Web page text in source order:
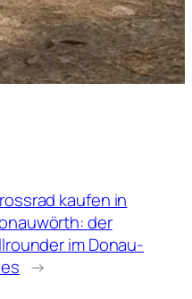
kaufen in
der
im Donau-
→